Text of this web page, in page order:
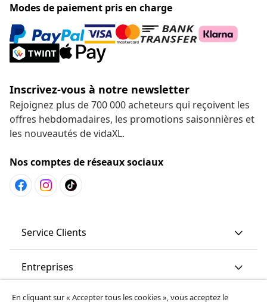
Modes de paiement pris en charge
Inscrivez-vous à notre newsletter
Rejoignez plus de 700 000 acheteurs qui reçoivent les
offres hebdomadaires, les promotions saisonnières et
les nouveautés de vidaXL.
Nos comptes de réseaux sociaux
Service Clients
Entreprises
En cliquant sur « Accepter tous les cookies », vous acceptez le